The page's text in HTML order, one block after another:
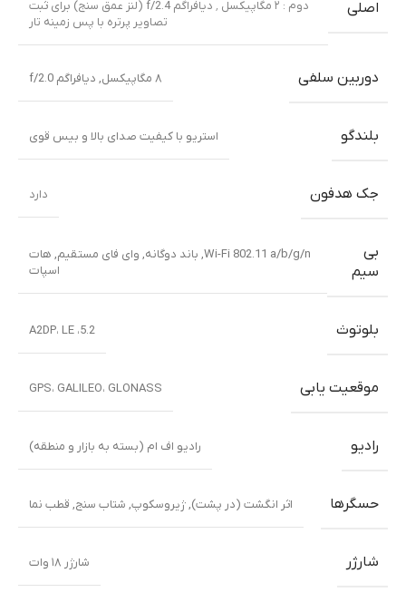
اصلی
دوم : ۲ مگاپیکسل ٬ دیافراگم f/2.4 (لنز عمق سنج) برای ثبت
تصاویر پرتره با پس زمینه تار
دوربین سلفی ۸ مگاپیکسل , دیافراگم f/2.0
بلندگو استریو با کیفیت صدای بالا و بیس قوی
جک هدفون دارد
بی
سیم
Wi-Fi 802.11 a/b/g/n, باند دوگانه, وای فای مستقیم, هات
اسپات
بلوتوث 5.2، A2DP، LE
موقعیت یابی GPS، GALILEO، GLONASS
رادیو رادیو اف ام (بسته به بازار و منطقه)
حسگرها اثر انگشت (در پشت),ژیروسکوپ, شتاب سنج, قطب نما
شارژر شارژر ۱۸ وات